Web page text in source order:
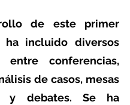
de este primer
ha incluido diversos
entre conferencias,
de casos, mesas
y debates. Se ha